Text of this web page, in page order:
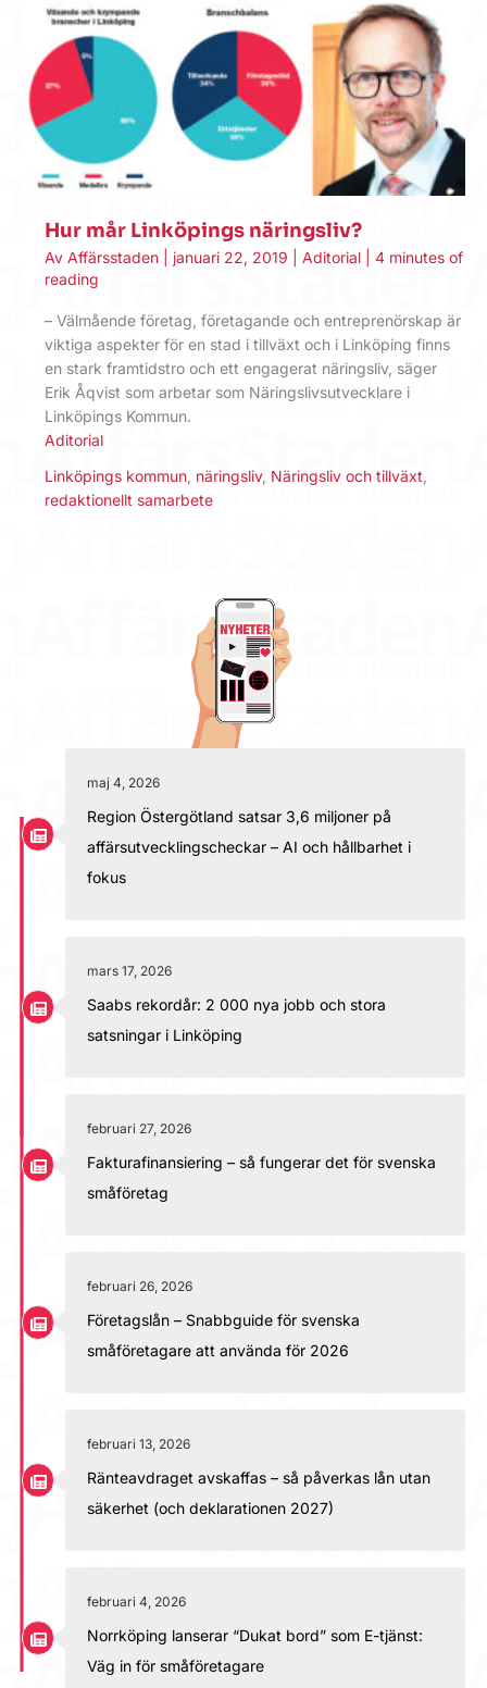
Hur mår Linköpings näringsliv?
Av Affärsstaden januari 22, 2019 Aditorial
4 minutes of
reading
– Välmående företag, företagande och entreprenörskap är
viktiga aspekter för en stad i tillväxt och i Linköping finns
en stark framtidstro och ett engagerat näringsliv, säger
Erik Åqvist som arbetar som Näringslivsutvecklare i
Linköpings Kommun.
Aditorial
Linköpings kommun näringsliv, Näringsliv och tillväxt
redaktionellt samarbete
maj 4, 2026
Region Östergötland satsar 3,6 miljoner på
affärsutvecklingscheckar – AI och hållbarhet i
fokus
mars 17, 2026
Saabs rekordår: 2 000 nya jobb och stora
satsningar i Linköping
februari 27, 2026
Fakturafinansiering – så fungerar det för svenska
småföretag
februari 26, 2026
Företagslån – Snabbguide för svenska
småföretagare att använda för 2026
februari 13, 2026
Ränteavdraget avskaffas – så påverkas lån utan
säkerhet (och deklarationen 2027)
februari 4, 2026
Norrköping lanserar “Dukat bord” som E-tjänst:
Väg in för småföretagare